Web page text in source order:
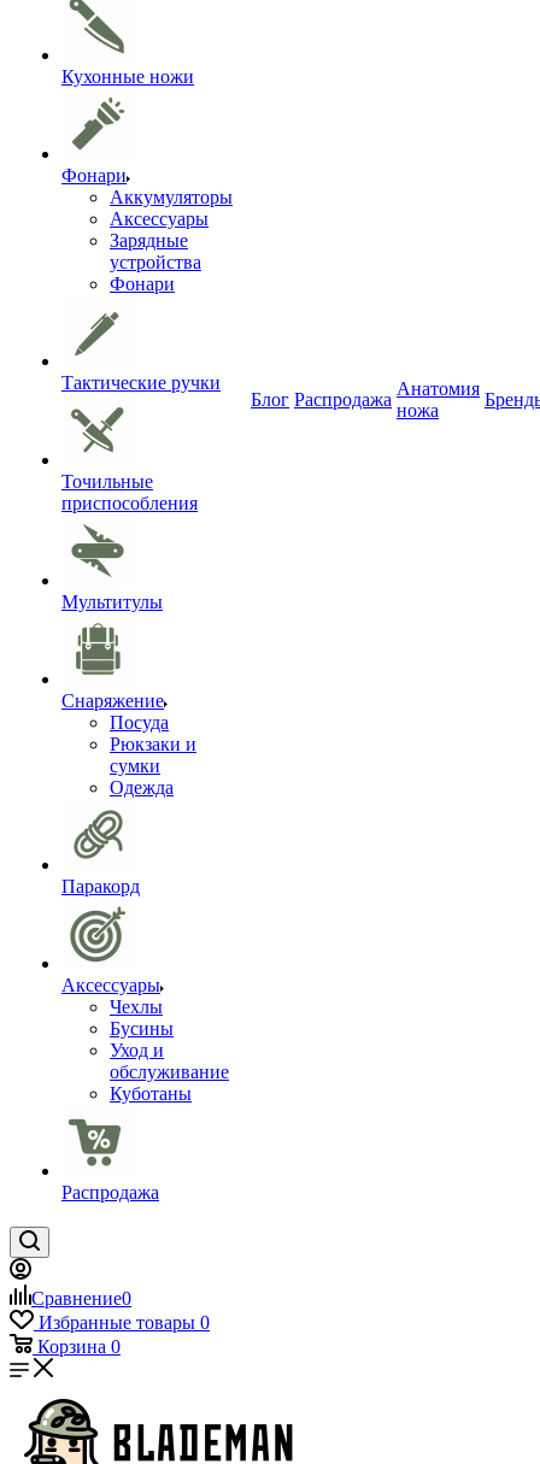
Кухонные ножи
Фонари
Аккумуляторы
Аксессуары
Зарядные
устройства
Фонари
Тактические ручки
Точильные
приспособления
Мультитулы
Снаряжение
Посуда
Рюкзаки и
сумки
Одежда
Паракорд
Аксессуары
Чехлы
Бусины
Уход и
обслуживание
Куботаны
Распродажа
Блог Распродажа
Анатомия
ножа
Сравнение0
Избранные товары 0
Корзина 0